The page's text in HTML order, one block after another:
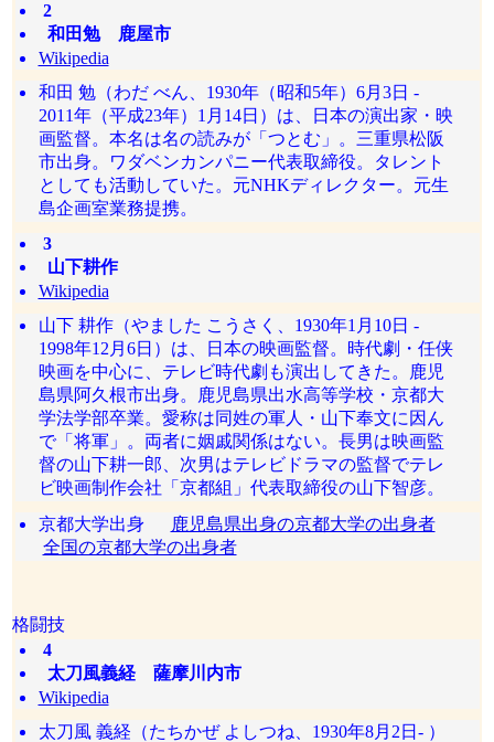
2
和田勉 鹿屋市
Wikipedia
和田 勉（わだ べん、1930年（昭和5年）6月3日 -
2011年（平成23年）1月14日）は、日本の演出家・映
画監督。本名は名の読みが「つとむ」。三重県松阪
市出身。ワダベンカンパニー代表取締役。タレント
としても活動していた。元NHKディレクター。元生
島企画室業務提携。
3
山下耕作
Wikipedia
山下 耕作（やました こうさく、1930年1月10日 -
1998年12月6日）は、日本の映画監督。時代劇・任侠
映画を中心に、テレビ時代劇も演出してきた。鹿児
島県阿久根市出身。鹿児島県出水高等学校・京都大
学法学部卒業。愛称は同姓の軍人・山下奉文に因ん
で「将軍」。両者に姻戚関係はない。長男は映画監
督の山下耕一郎、次男はテレビドラマの監督でテレ
ビ映画制作会社「京都組」代表取締役の山下智彦。
京都大学出身
鹿児島県出身の京都大学の出身者
全国の京都大学の出身者
格闘技
4
太刀風義経 薩摩川内市
Wikipedia
太刀風 義経（たちかぜ よしつね、1930年8月2日- ）